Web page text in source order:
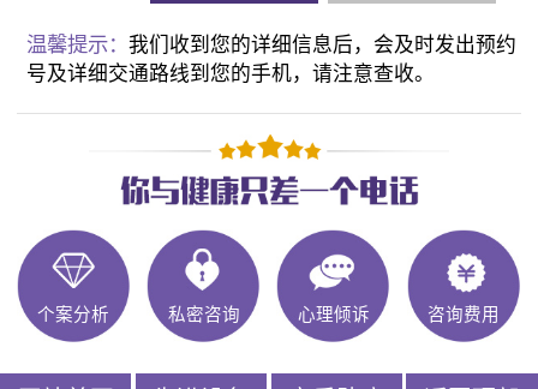
温馨提示：我们收到您的详细信息后，会及时发出预约
号及详细交通路线到您的手机，请注意查收。
个案分析 私密咨询 心理倾诉 咨询费用